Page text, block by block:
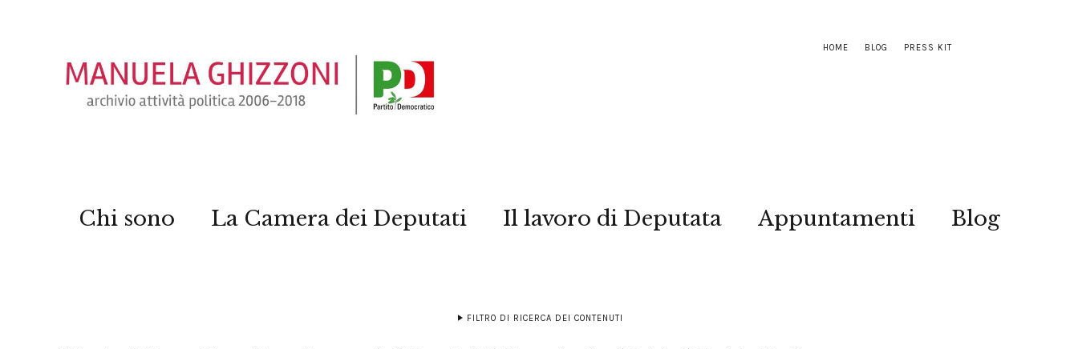
HOME BLOG PRESS KIT
Chi sono La Camera dei Deputati Il lavoro di Deputata Appuntamenti Blog
FILTRO DI RICERCA DEI CONTENUTI